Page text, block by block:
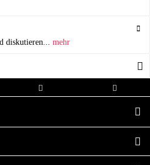
diskutieren... mehr